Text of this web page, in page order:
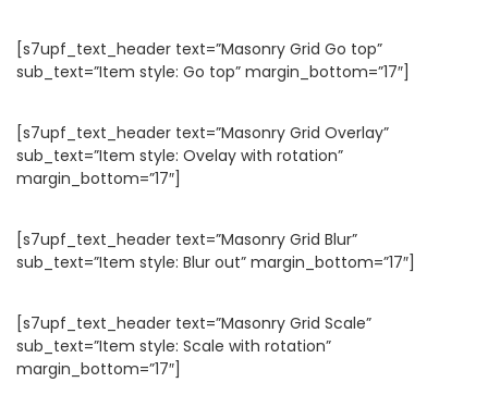
[s7upf_text_header text=”Masonry Grid Go top”
sub_text=”Item style: Go top” margin_bottom=”17″]
[s7upf_text_header text=”Masonry Grid Overlay”
sub_text=”Item style: Ovelay with rotation”
margin_bottom=”17″]
[s7upf_text_header text=”Masonry Grid Blur”
sub_text=”Item style: Blur out” margin_bottom=”17″]
[s7upf_text_header text=”Masonry Grid Scale”
sub_text=”Item style: Scale with rotation”
margin_bottom=”17″]